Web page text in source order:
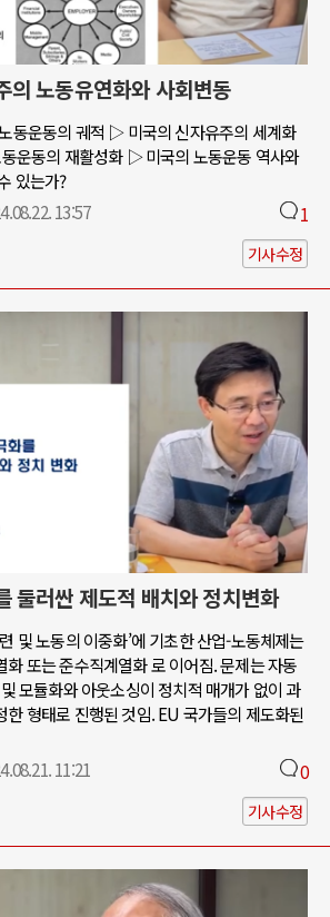
의 노동유연화와 사회변동
동운동의 궤적 ▷ 미국의 신자유주의 세계화
운동의 재활성화 ▷ 미국의 노동운동 역사와
있는가?
13:57 1
기사수정
둘러싼 제도적 배치와 정치변화
및 노동의 이중화’에 기초한 산업-노동체제는
화 또는 준수직계열화 로 이어짐. 문제는 자동
모듈화와 아웃소싱이 정치적 매개가 없이 과
형태로 진행된 것임. EU 국가들의 제도화된
11:21 0
기사수정